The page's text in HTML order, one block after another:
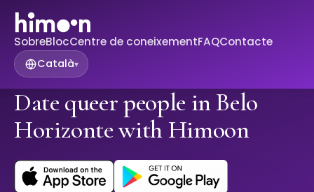
SobreBlocCentre de coneixementFAQContacte
Català▾
Date queer people in Belo
Horizonte with Himoon